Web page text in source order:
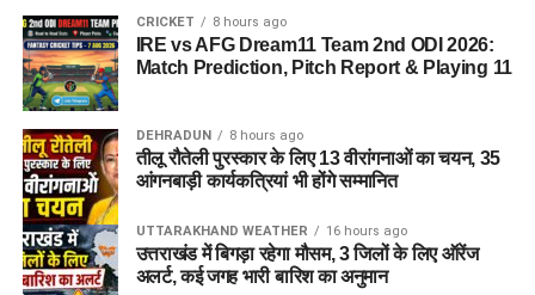
CRICKET 8 hours ago
IRE vs AFG Dream11 Team 2nd ODI 2026:
Match Prediction, Pitch Report & Playing 11
DEHRADUN 8 hours ago
तीलू रौतेली पुरस्कार के लिए 13 वीरांगनाओं का चयन, 35
आंगनबाड़ी कार्यकत्रियां भी होंगे सम्मानित
UTTARAKHAND WEATHER 16 hours ago
उत्तराखंड में बिगड़ा रहेगा मौसम, 3 जिलों के लिए ऑरेंज
अलर्ट, कई जगह भारी बारिश का अनुमान